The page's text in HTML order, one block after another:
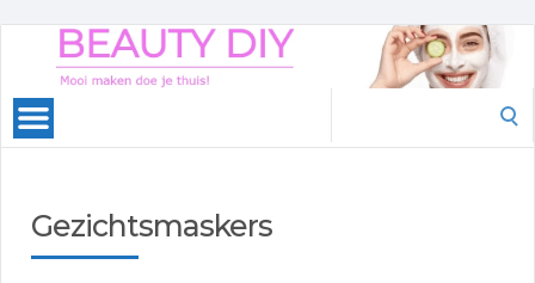
Gezichtsmaskers